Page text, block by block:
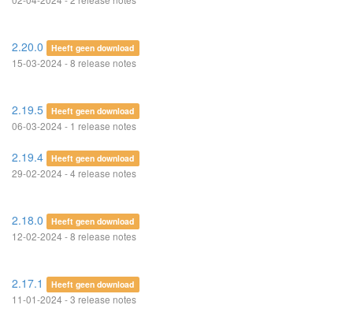
2.20.0 Heeft geen download
15-03-2024 - 8 release notes
2.19.5 Heeft geen download
06-03-2024 - 1 release notes
2.19.4 Heeft geen download
29-02-2024 - 4 release notes
2.18.0 Heeft geen download
12-02-2024 - 8 release notes
2.17.1 Heeft geen download
11-01-2024 - 3 release notes